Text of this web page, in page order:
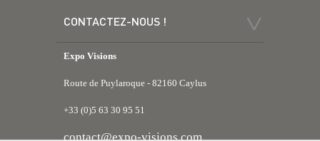
CONTACTEZ-NOUS !
Expo Visions
Route de Puylaroque - 82160 Caylus
+33 (0)5 63 30 95 51
contact@expo-visions.com